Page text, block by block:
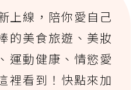
上線，陪你愛自己
的美食旅遊、美妝
運動健康、情慾愛
裡看到！快點來加